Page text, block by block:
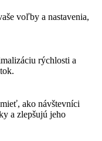
voľby a nastavenia,
rýchlosti a
ako návštevníci
a zlepšujú jeho